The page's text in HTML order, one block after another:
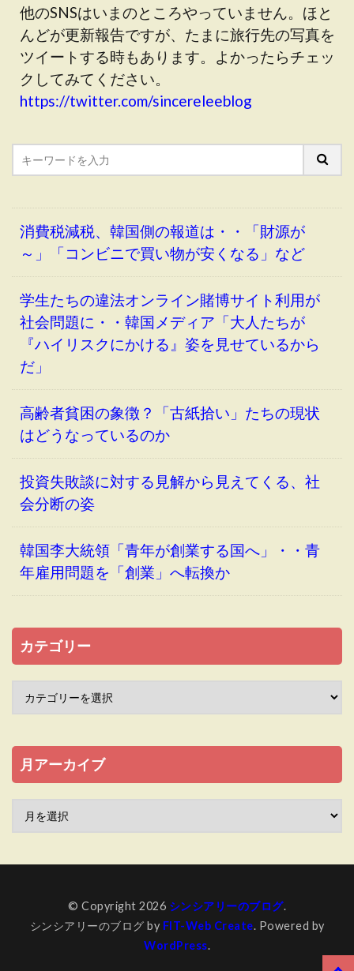
他のSNSはいまのところやっていません。ほと
んどが更新報告ですが、たまに旅行先の写真を
ツイートする時もあります。よかったらチェッ
クしてみてください。
https://twitter.com/sincereleeblog
消費税減税、韓国側の報道は・・「財源が
～」「コンビニで買い物が安くなる」など
学生たちの違法オンライン賭博サイト利用が
社会問題に・・韓国メディア「大人たちが
『ハイリスクにかける』姿を見せているから
だ」
高齢者貧困の象徴？「古紙拾い」たちの現状
はどうなっているのか
投資失敗談に対する見解から見えてくる、社
会分断の姿
韓国李大統領「青年が創業する国へ」・・青
年雇用問題を「創業」へ転換か
カテゴリー
月アーカイブ
© Copyright 2026 シンシアリーのブログ.
シンシアリーのブログ by FIT-Web Create. Powered by
WordPress.